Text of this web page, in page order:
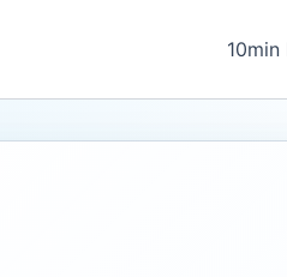
10min